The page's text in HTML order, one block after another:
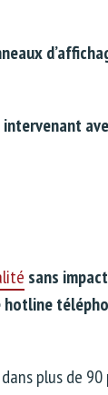
intervenant
sans
plus de 90